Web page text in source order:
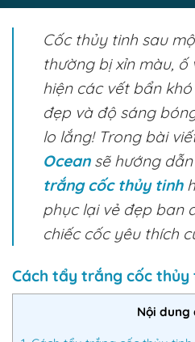
Cốc thủy tinh sau
thường bị xỉn màu,
hiện các vết bẩn
đẹp và độ sáng
lo lắng! Trong bài
Oceansẽ hướng
trắng cốc thủy tinh
phục lại vẻ đẹp ban
chiếc cốc yêu thích
Cách tẩy trắng cốc thủy
Nội dung